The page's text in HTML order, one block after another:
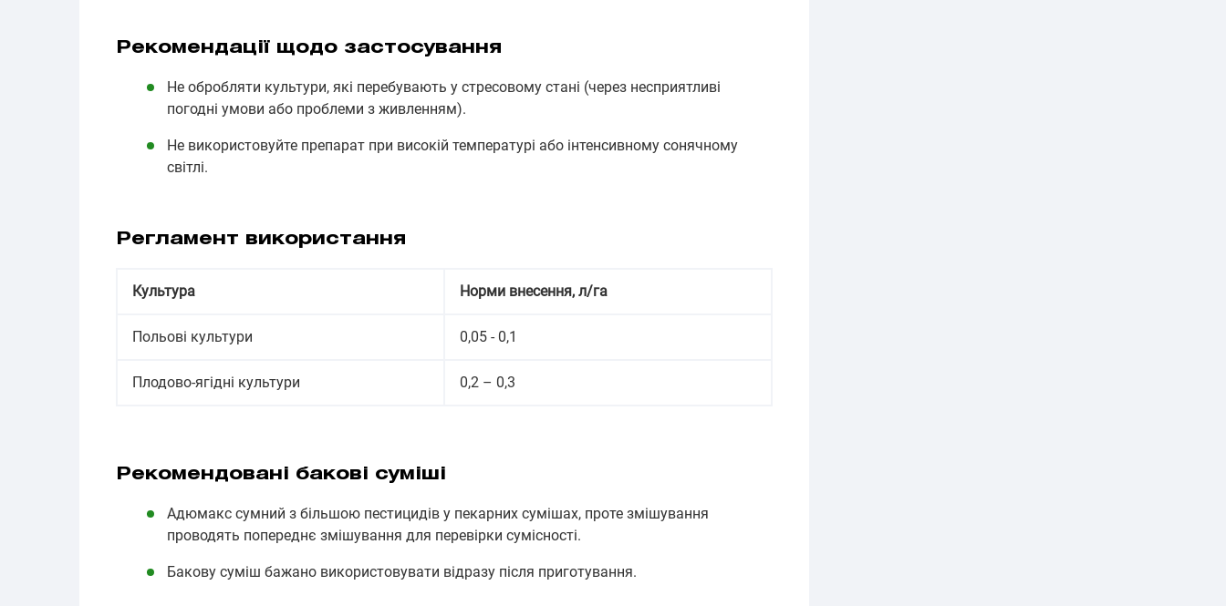
Рекомендації щодо застосування
Не обробляти культури, які перебувають у стресовому стані (через несприятливі
погодні умови або проблеми з живленням).
Не використовуйте препарат при високій температурі або інтенсивному сонячному
світлі.
Регламент використання
Культура Норми внесення, л/га
Польові культури 0,05 - 0,1
Плодово-ягідні культури 0,2 – 0,3
Рекомендовані бакові суміші
Адюмакс сумний з більшою пестицидів у пекарних сумішах, проте змішування
проводять попереднє змішування для перевірки сумісності.
Бакову суміш бажано використовувати відразу після приготування.